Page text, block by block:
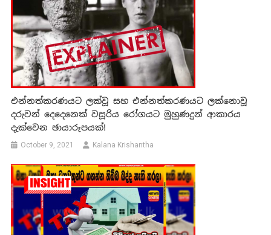
එන්නත්කරණයට ලක්වූ සහ එන්නත්කරණයට ලක්නොවූ
දරුවන් දෙදෙනෙක් වසූරිය රෝගයට මුහුණදුන් ආකාරය
දැක්වෙන ඡායාරූපයක්!
October 9, 2021 Kalana Krishantha